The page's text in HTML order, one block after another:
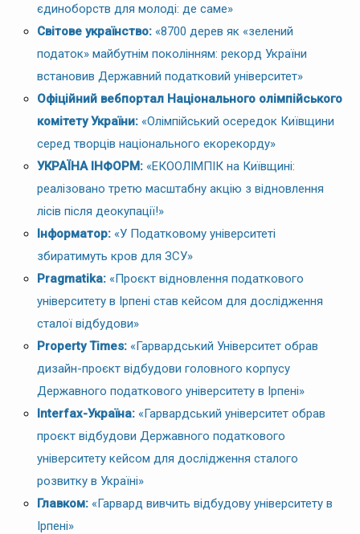
єдиноборств для молоді: де саме»
Світове українство: «8700 дерев як «зелений
податок» майбутнім поколінням: рекорд України
встановив Державний податковий університет»
Офіційний вебпортал Національного олімпійського
комітету України: «Олімпійський осередок Київщини
серед творців національного екорекорду»
УКРАЇНА ІНФОРМ: «ЕКООЛІМПІК на Київщині:
реалізовано третю масштабну акцію з відновлення
лісів після деокупації!»
Інформатор: «У Податковому університеті
збиратимуть кров для ЗСУ»
Pragmatika: «Проєкт відновлення податкового
університету в Ірпені став кейсом для дослідження
сталої відбудови»
Property Times: «Гарвардський Університет обрав
дизайн-проєкт відбудови головного корпусу
Державного податкового університету в Ірпені»
Interfax-Україна: «Гарвардський університет обрав
проєкт відбудови Державного податкового
університету кейсом для дослідження сталого
розвитку в Україні»
Главком: «Гарвард вивчить відбудову університету в
Ірпені»